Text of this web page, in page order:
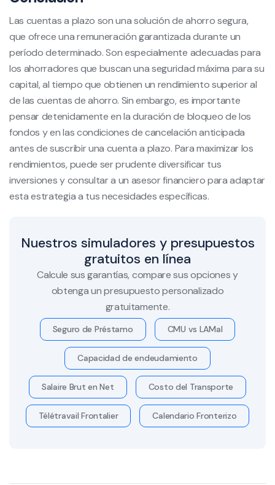
Las cuentas a plazo son una solución de ahorro segura,
que ofrece una remuneración garantizada durante un
período determinado. Son especialmente adecuadas para
los ahorradores que buscan una seguridad máxima para su
capital, al tiempo que obtienen un rendimiento superior al
de las cuentas de ahorro. Sin embargo, es importante
pensar detenidamente en la duración de bloqueo de los
fondos y en las condiciones de cancelación anticipada
antes de suscribir una cuenta a plazo. Para maximizar los
rendimientos, puede ser prudente diversificar tus
inversiones y consultar a un asesor financiero para adaptar
esta estrategia a tus necesidades específicas.
Nuestros simuladores y presupuestos
gratuitos en línea
Calcule sus garantías, compare sus opciones y
obtenga un presupuesto personalizado
gratuitamente.
Seguro de Préstamo CMU vs LAMal
Capacidad de endeudamiento
Salaire Brut en Net Costo del Transporte
Télétravail Frontalier Calendario Fronterizo